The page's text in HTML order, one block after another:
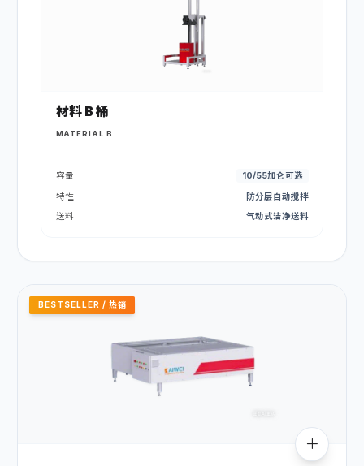
材料 B 桶
MATERIAL B
容量 10/55加仑可选
特性
防分层自动搅拌
送料
气动式洁净送料
BESTSELLER / 热销